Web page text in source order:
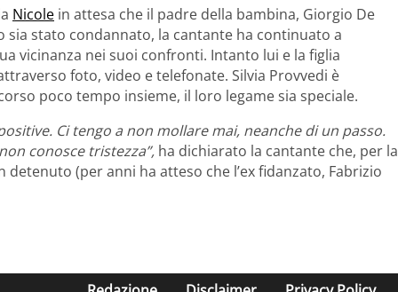
Nicole in attesa che il padre della bambina, Giorgio De
sia stato condannato, la cantante ha continuato a
vicinanza nei suoi confronti. Intanto lui e la figlia
foto, video e telefonate. Silvia Provvedi è
poco tempo insieme, il loro legame sia speciale.
Ci tengo a non mollare mai, neanche di un passo.
conosce tristezza”, ha dichiarato la cantante che, per la
(per anni ha atteso che l’ex fidanzato, Fabrizio